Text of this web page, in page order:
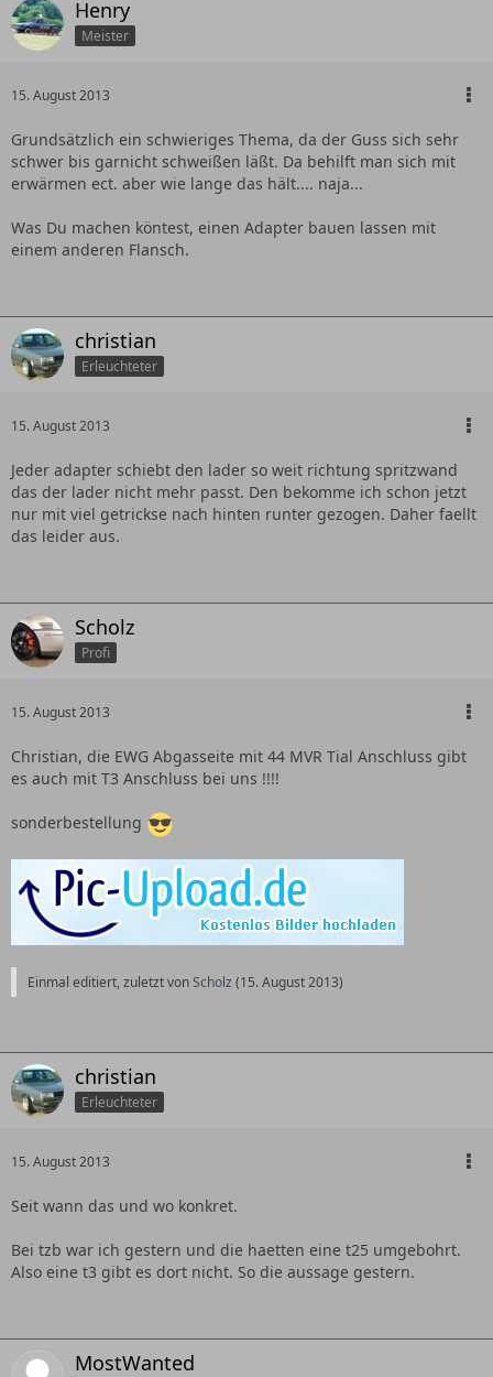
Henry
Meister
15. August 2013
Grundsätzlich ein schwieriges Thema, da der Guss sich sehr
schwer bis garnicht schweißen läßt. Da behilft man sich mit
erwärmen ect. aber wie lange das hält.... naja...
Was Du machen köntest, einen Adapter bauen lassen mit
einem anderen Flansch.
christian
Erleuchteter
15. August 2013
Jeder adapter schiebt den lader so weit richtung spritzwand
das der lader nicht mehr passt. Den bekomme ich schon jetzt
nur mit viel getrickse nach hinten runter gezogen. Daher faellt
das leider aus.
Scholz
Profi
15. August 2013
Christian, die EWG Abgasseite mit 44 MVR Tial Anschluss gibt
es auch mit T3 Anschluss bei uns !!!!
sonderbestellung
Einmal editiert, zuletzt vonScholz (15. August 2013)
christian
Erleuchteter
15. August 2013
Seit wann das und wo konkret.
Bei tzb war ich gestern und die haetten eine t25 umgebohrt.
Also eine t3 gibt es dort nicht. So die aussage gestern.
MostWanted